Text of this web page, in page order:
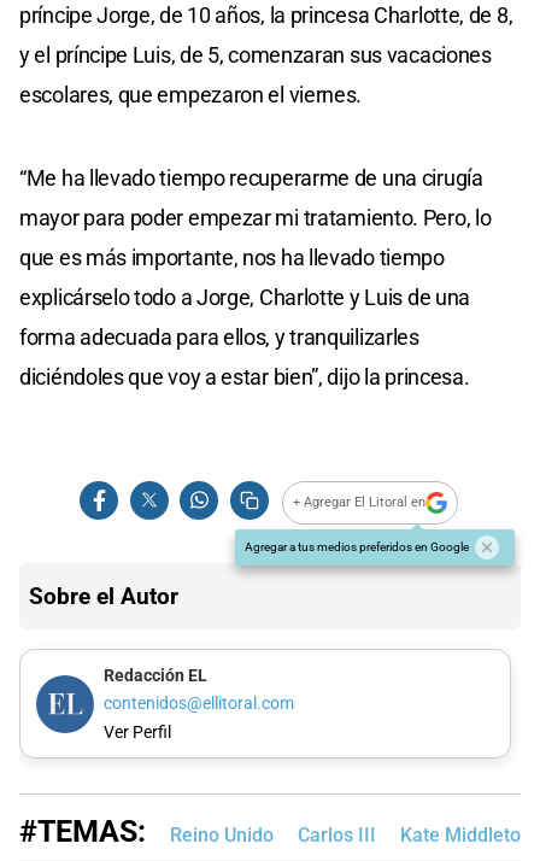
príncipe Jorge, de 10 años, la princesa Charlotte, de 8,
y el príncipe Luis, de 5, comenzaran sus vacaciones
escolares, que empezaron el viernes.
“Me ha llevado tiempo recuperarme de una cirugía
mayor para poder empezar mi tratamiento. Pero, lo
que es más importante, nos ha llevado tiempo
explicárselo todo a Jorge, Charlotte y Luis de una
forma adecuada para ellos, y tranquilizarles
diciéndoles que voy a estar bien”, dijo la princesa.
+ Agregar El Litoral en
Agregar a tus medios preferidos en Google
Sobre el Autor
Redacción EL
contenidos@ellitoral.com
Ver Perfil
#TEMAS: Reino Unido Carlos III Kate Middleton